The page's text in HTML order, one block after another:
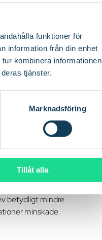
funktioner för
information från din enhet
kombinera informationen
tjänster.
Marknadsföring
Tillåt alla
ett kreditkort.
5 V. I takt med att
avnya SIM-
betydligt mindre
minskade